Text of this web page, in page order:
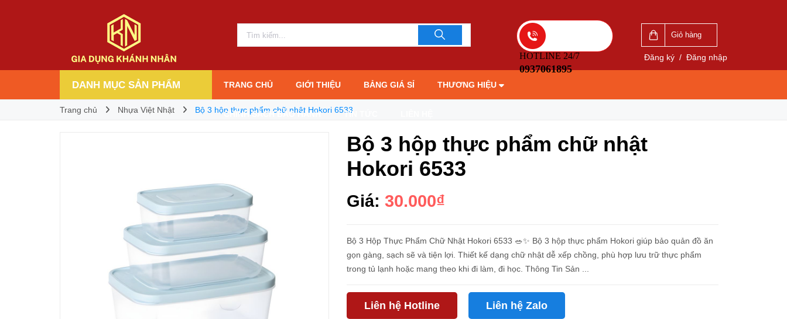
HOTLINE 24/7
0937061895
Giỏ hàng
Đăng ký / Đăng nhập
DANH MỤC SẢN PHẨM TRANG CHỦ GIỚI THIỆU BẢNG GIÁ SỈ THƯƠNG HIỆU
CHÍNH SÁCH BẢO HÀNH TIN TỨC
Trang chủ Nhựa Việt Nhật Bộ 3 hộp thực phẩm chữ nhật Hokori 6533
Bộ 3 hộp thực phẩm chữ nhật
Hokori 6533
Giá: 30.000₫
Bộ 3 Hộp Thực Phẩm Chữ Nhật Hokori 6533 🥗✨ Bộ 3 hộp thực phẩm Hokori giúp bảo quản đồ ăn
gọn gàng, sạch sẽ và tiện lợi. Thiết kế dạng chữ nhật dễ xếp chồng, phù hợp lưu trữ thực phẩm
trong tủ lạnh hoặc mang theo khi đi làm, đi học. Thông Tin Sản ...
Liên hệ Hotline Liên hệ Zalo
Giá bán: 30.000₫ 0937061895 0937061895